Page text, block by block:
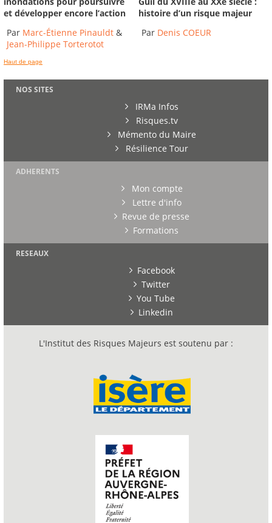
et développer encore l’action
Par Marc-Étienne Pinauldt &
Jean-Philippe Torterotot
histoire d’un risque majeur
Par Denis COEUR
Haut de page
NOS SITES
IRMa Infos
Risques.tv
Mémento du Maire
Résilience Tour
ADHERENTS
Mon compte
Lettre d'info
Revue de presse
Formations
RESEAUX
Facebook
Twitter
You Tube
Linkedin
L'Institut des Risques Majeurs est soutenu par :